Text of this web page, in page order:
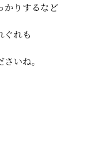
かりするなど
ぐれも
いね。